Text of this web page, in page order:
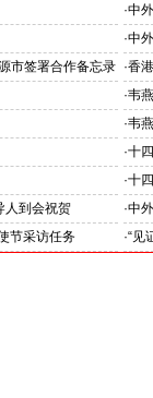
见
·中
北
·中
证
市签署合作备忘录 ·香
·韦
·韦
·十
锚
·十
--中
人到会祝贺
·中
节采访任务
·“见